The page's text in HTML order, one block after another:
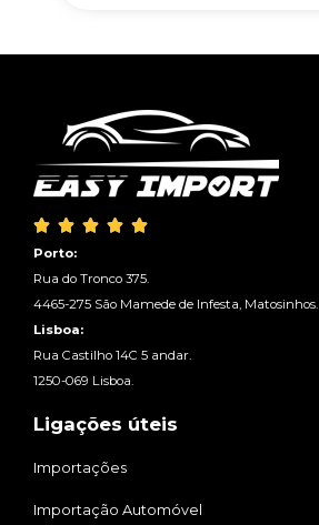
    
Porto:
Rua do Tronco 375.
4465-275 São Mamede de Infesta, Matosinhos.
Lisboa:
Rua Castilho 14C 5 andar.
1250-069 Lisboa.
Ligações úteis
Importações
Importação Automóvel